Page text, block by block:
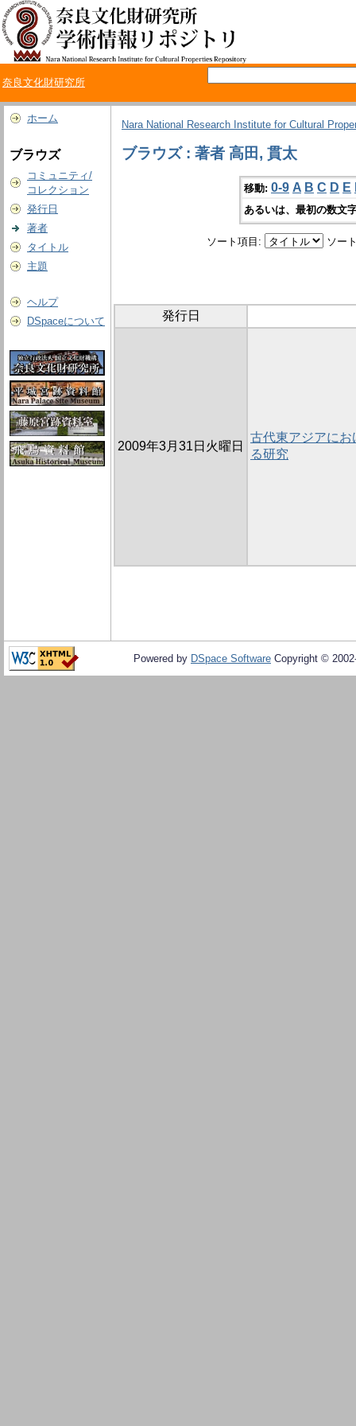
奈良文化財研究所
ホーム
ブラウズ
コミュニティ/
コレクション
発行日
著者
タイトル
主題
ヘルプ
DSpaceについて
Nara National Research Institute for Cultural
ブラウズ : 著者 高田, 貫太
移動: 0-9 A B C D E
あるいは、最初の数文
ソート項目: ソー
発行日
2009年3月31日火曜日
古代東アジアに
る研究
Powered by DSpace Software Copyright ©